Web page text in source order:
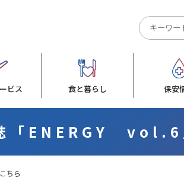
ビス 食と暮らし 保安
「ENERGY vol.6
ちら